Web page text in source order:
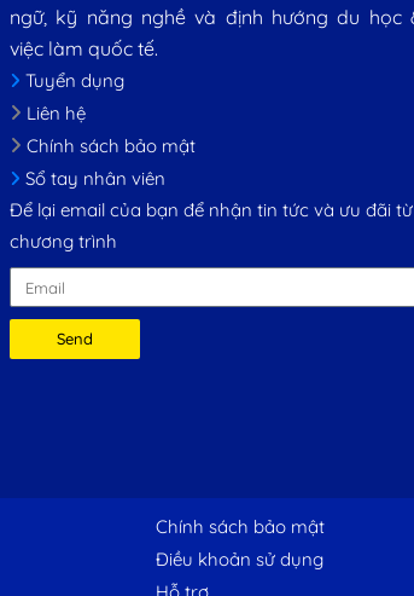
ngữ, kỹ năng nghề và định hướng du học
việc làm quốc tế.
Tuyển dụng
Liên hệ
Chính sách bảo mật
Sổ tay nhân viên
Để lại email của bạn để nhận tin tức và ưu đãi từ
chương trình
Send
Chính sách bảo mật
Điều khoản sử dụng